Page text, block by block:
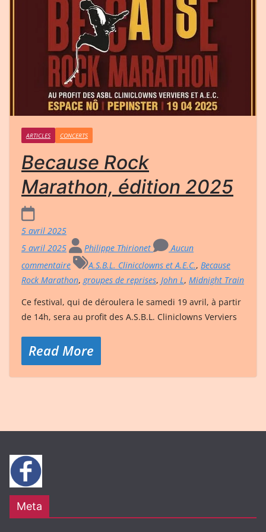
ARTICLES CONCERTS
Because Rock
Marathon, édition 2025
5 avril 2025
5 avril 2025
Philippe Thirionet
Aucun
commentaire
A.S.B.L. Clinicclowns et A.E.C., Because
Rock Marathon, groupes de reprises, John L, Midnight Train
Ce festival, qui de déroulera le samedi 19 avril, à partir
de 14h, sera au profit des A.S.B.L. Cliniclowns Verviers
Read More
Meta